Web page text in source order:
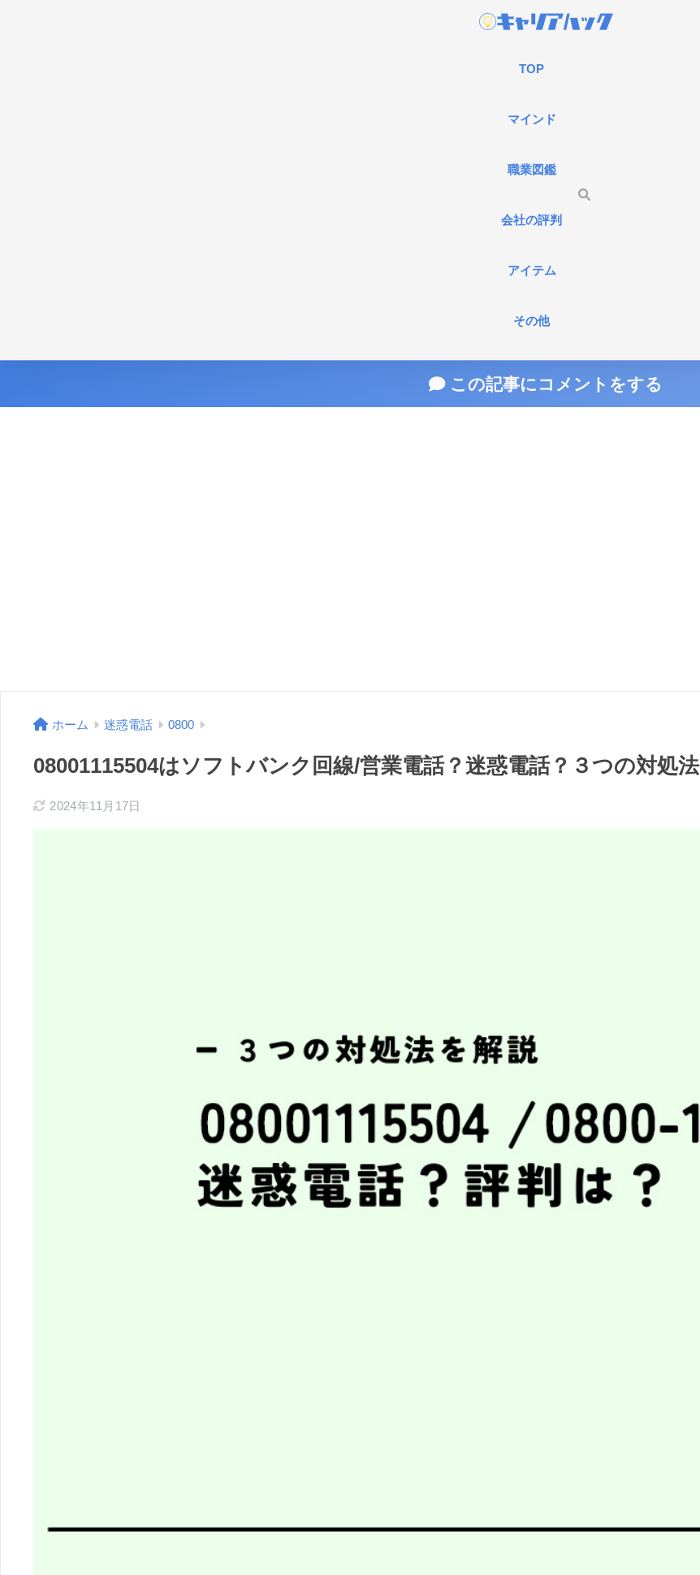
TOP
マインド
職業図鑑
会社の評判
アイテム
その他
この記事にコメントをする
ホーム 迷惑電話 0800
08001115504はソフトバンク回線/営業電話？迷惑電話？３つの対処法
2024年11月17日